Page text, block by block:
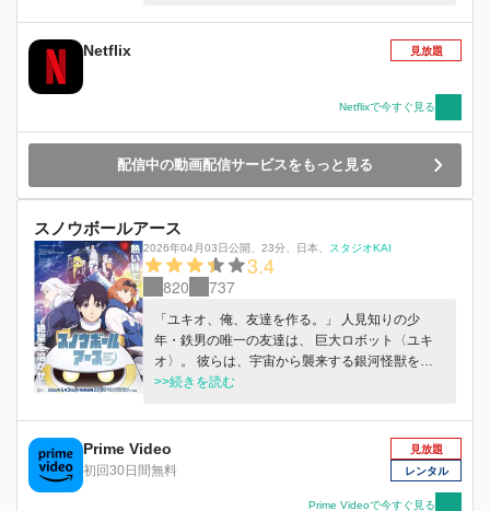
東欧のジオン軍占領下にある基地の一つが連邦軍
に奪取される。その奪還に向かう混成大隊の中
に、宇宙から降りてきたばかりのモビルスーツ小
―― 2024 年 10 月 17 日(木)Netflix にて世界独占
配信中
Netflix 見放題
Netflixで今すぐ見る
配信中の動画配信サービスをもっと見る
スノウボールアース
2026年04月03日公開 23分 日本 スタジオKAI
3.4
820 737
「ユキオ、俺、友達を作る。」 人見知りの少
年・鉄男の唯一の友達は、 巨大ロボット〈ユキ
オ〉。 彼らは、宇宙から襲来する銀河怪獣を迎
え討つ“救世主”だった。 人類の存亡をかけた最終
目にしたのは 雪と氷に覆われた大地、凍結地球
〈スノウボールアース〉だった！ 変わり果てた
景色の中、 ユキオとの“約束”を胸に、鉄男は未知
>>続きを読む
Prime Video
初回30日間無料
見放題
レンタル
Prime Videoで今すぐ見る